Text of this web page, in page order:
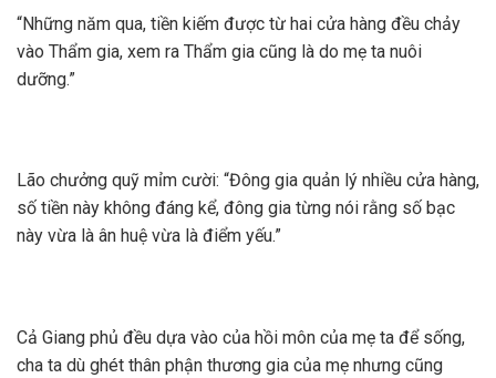
“Những năm qua, tiền kiếm được từ hai cửa hàng đều chảy
vào Thẩm gia, xem ra Thẩm gia cũng là do mẹ ta nuôi
dưỡng.”
Lão chưởng quỹ mỉm cười: “Đông gia quản lý nhiều cửa hàng,
số tiền này không đáng kể, đông gia từng nói rằng số bạc
này vừa là ân huệ vừa là điểm yếu.”
Cả Giang phủ đều dựa vào của hồi môn của mẹ ta để sống,
cha ta dù ghét thân phận thương gia của mẹ nhưng cũng